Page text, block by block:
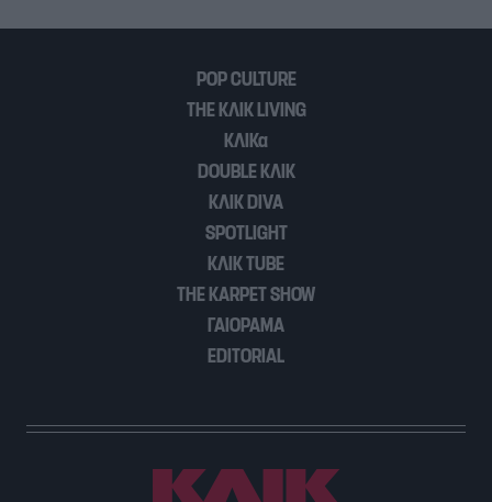
POP CULTURE
THE ΚΛΙΚ LIVING
ΚΛΙΚα
DOUBLE ΚΛΙΚ
ΚΛΙΚ DIVA
SPOTLIGHT
ΚΛΙΚ TUBE
THE KARPET SHOW
ΓΑΙΟΡΑΜΑ
EDITORIAL